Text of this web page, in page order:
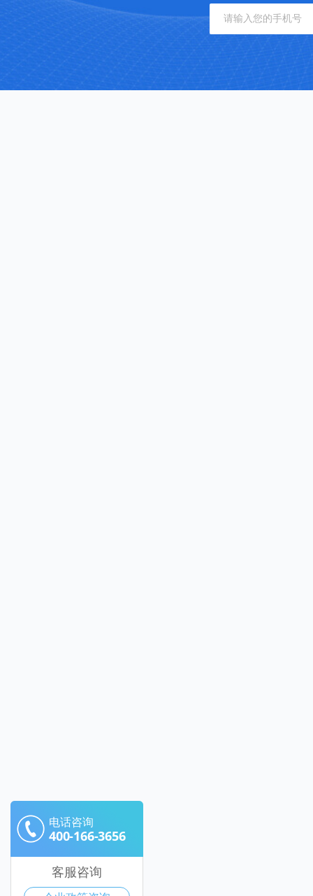
电话咨询
400-166-3656
客服咨询